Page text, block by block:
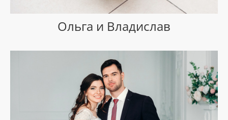
Ольга и Владислав